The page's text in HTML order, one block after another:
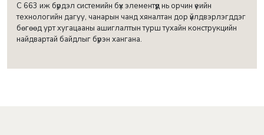
С 663 иж бүрдэл системийн бүх элементүүд нь орчин үеийн
технологийн дагуу, чанарын чанд хяналтан дор үйлдвэрлэгддэг
бөгөөд урт хугацааны ашиглалтын турш тухайн конструкцийн
найдвартай байдлыг бүрэн хангана.